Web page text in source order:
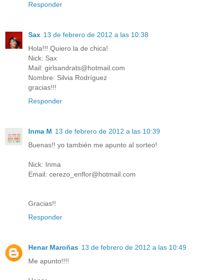
Responder
Sax 13 de febrero de 2012 a las 10:38
Hola!!! Quiero la de chica!
Nick: Sax
Mail: girlsandrats@hotmail.com
Nombre: Silvia Rodríguez
gracias!!!
Responder
Inma M 13 de febrero de 2012 a las 10:39
Buenas!! yo también me apunto al sorteo!
Nick: Inma
Email: cerezo_enflor@hotmail.com
Gracias!!
Responder
Henar Maroñas 13 de febrero de 2012 a las 10:49
Me apunto!!!!